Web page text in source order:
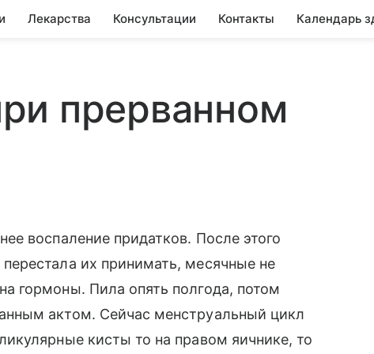
Лекарства Консультации Контакты Календарь
прерванном
воспаление придатков. После этого
их принимать, месячные не
гормоны. Пила опять полгода, потом
актом. Сейчас менструальный цикл
кисты то на правом яичнике, то